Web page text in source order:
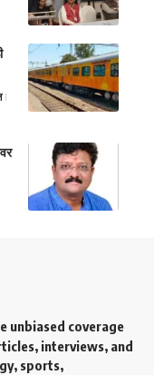
unbiased coverage
interviews, and
sports,